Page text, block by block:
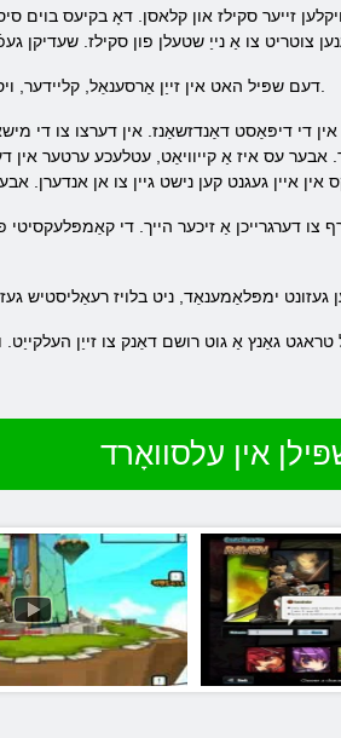
די דיפּאַסט דאַנדזשאַנז. אין דערצו צו די
אבער עס איז אַ קייוויאַט, עטלעכע ערטער
צו דערגרייכן אַ זיכער הייך. די
אין עלסוואָרד